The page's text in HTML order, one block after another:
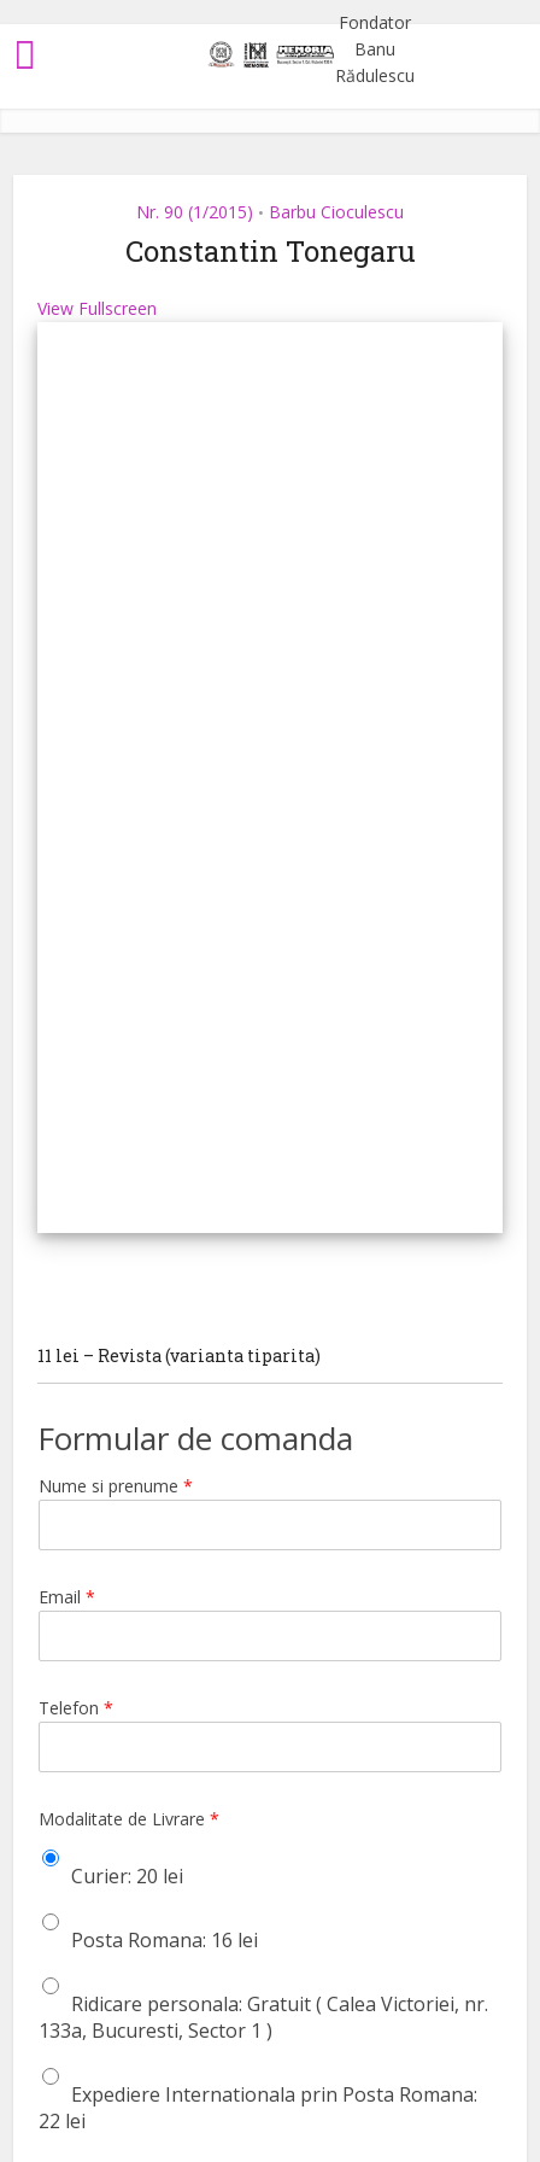
Nr. 90 (1/2015) • Barbu Cioculescu
Constantin Tonegaru
View Fullscreen
Skip
11 lei – Revista (varianta tiparita)
Formular de comanda
Nume si prenume*
Email*
Telefon*
Modalitate de Livrare*
Curier: 20 lei
Posta Romana: 16 lei
Ridicare personala: Gratuit ( Calea Victoriei, nr.
133a, Bucuresti, Sector 1 )
Expediere Internationala prin Posta Romana:
22 lei